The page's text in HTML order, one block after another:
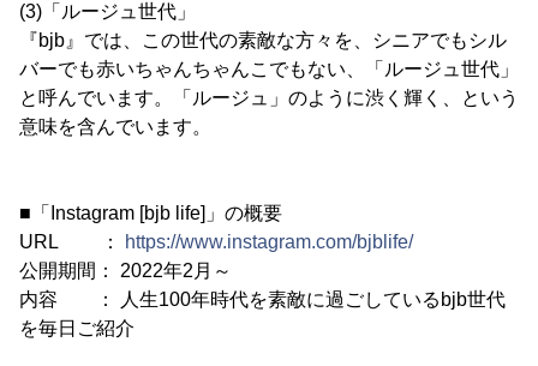
(3)「ルージュ世代」
『bjb』では、この世代の素敵な方々を、シニアでもシル
バーでも赤いちゃんちゃんこでもない、「ルージュ世代」
と呼んでいます。「ルージュ」のように渋く輝く、という
意味を含んでいます。
■「Instagram [bjb life]」の概要
URL ：
https://www.instagram.com/bjblife/
公開期間： 2022年2月～
内容 ： 人生100年時代を素敵に過ごしているbjb世代
を毎日ご紹介